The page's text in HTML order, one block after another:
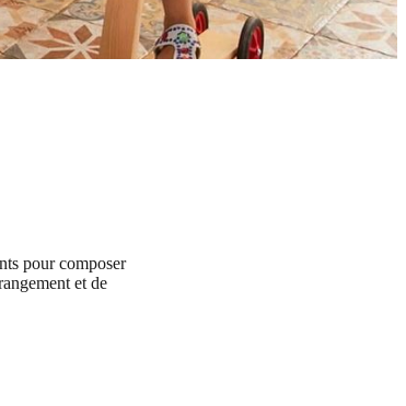
pour composer
et de